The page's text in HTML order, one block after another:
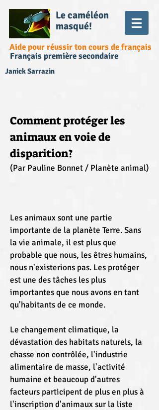
Le caméléon
masqué!
Aide pour réussir ton cours de français
Français première secondaire
Janick Sarrazin
Comment protéger les
animaux en voie de
disparition?
(Par Pauline Bonnet / Planète animal)
Les animaux sont une partie
importante de la planète Terre. Sans
la vie animale, il est plus que
probable que nous, les êtres humains,
nous n'existerions pas. Les protéger
est une des tâches les plus
importantes que nous avons en tant
qu'habitants de ce monde.
Le changement climatique, la
dévastation des habitats naturels, la
chasse non contrôlée, l'industrie
alimentaire de masse, l'activité
humaine et beaucoup d'autres
facteurs participent de plus en plus à
l'inscription d'animaux sur la liste